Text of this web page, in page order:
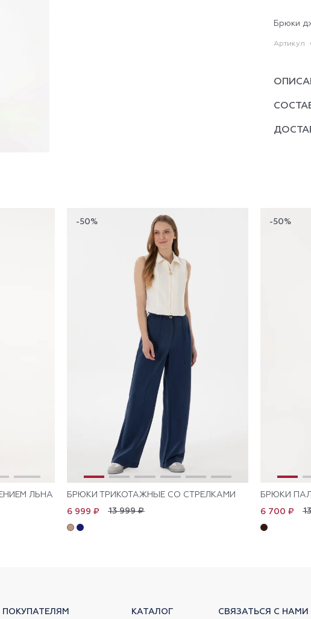
Брюки
Артикул
ЛЬНА
-50%
БРЮКИ ТРИКОТАЖНЫЕ СО СТРЕЛКАМИ
13 999 ₽
6 999 ₽
-50%
БРЮКИ
6 700 ₽
ПОКУПАТЕЛЯМ КАТАЛОГ СВЯЗАТЬСЯ С НАМИ